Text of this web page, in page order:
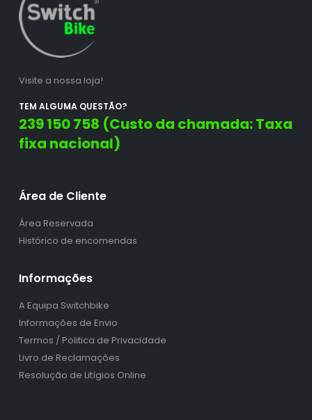
Visite a nossa loja!
TEM ALGUMA QUESTÃO?
239 150 758 (Custo da chamada: Taxa
fixa nacional)
Área de Cliente
Área Reservada
Histórico de encomendas
Informações
A Equipa Switchbike
Informações de Envio
Termos / Politica de Privacidade
Livro de Reclamações
Resolução de Litígios Online